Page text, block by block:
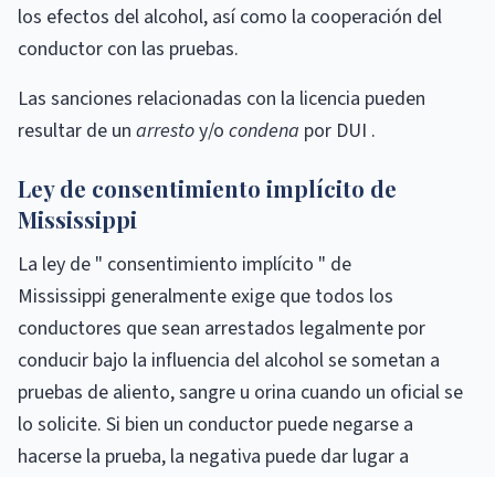
los efectos del alcohol, así como la cooperación del
conductor con las pruebas.
Las sanciones relacionadas con la licencia pueden
resultar de un arrestoy/o condena por DUI .
Ley de consentimiento implícito de
Mississippi
La ley de " consentimiento implícito " de
Mississippi generalmente exige que todos los
conductores que sean arrestados legalmente por
conducir bajo la influencia del alcohol se sometan a
pruebas de aliento, sangre u orina cuando un oficial se
lo solicite. Si bien un conductor puede negarse a
hacerse la prueba, la negativa puede dar lugar a